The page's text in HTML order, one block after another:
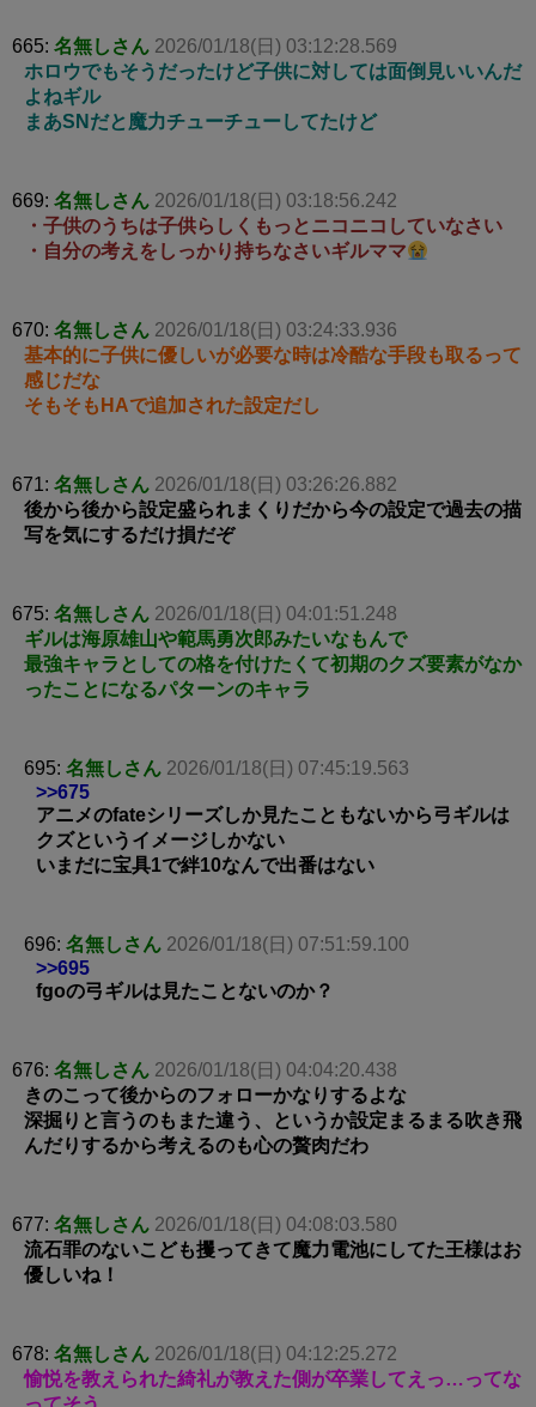
665: 名無しさん 2026/01/18(日) 03:12:28.569
ホロウでもそうだったけど子供に対しては面倒見いいんだ
よねギル
まあSNだと魔力チューチューしてたけど
669: 名無しさん 2026/01/18(日) 03:18:56.242
・子供のうちは子供らしくもっとニコニコしていなさい
・自分の考えをしっかり持ちなさいギルママ
670: 名無しさん 2026/01/18(日) 03:24:33.936
基本的に子供に優しいが必要な時は冷酷な手段も取るって
感じだな
そもそもHAで追加された設定だし
671: 名無しさん 2026/01/18(日) 03:26:26.882
後から後から設定盛られまくりだから今の設定で過去の描
写を気にするだけ損だぞ
675: 名無しさん 2026/01/18(日) 04:01:51.248
ギルは海原雄山や範馬勇次郎みたいなもんで
最強キャラとしての格を付けたくて初期のクズ要素がなか
ったことになるパターンのキャラ
695: 名無しさん 2026/01/18(日) 07:45:19.563
>>675
アニメのfateシリーズしか見たこともないから弓ギルは
クズというイメージしかない
いまだに宝具1で絆10なんで出番はない
696: 名無しさん 2026/01/18(日) 07:51:59.100
>>695
fgoの弓ギルは見たことないのか？
676: 名無しさん 2026/01/18(日) 04:04:20.438
きのこって後からのフォローかなりするよな
深掘りと言うのもまた違う、というか設定まるまる吹き飛
んだりするから考えるのも心の贅肉だわ
677: 名無しさん 2026/01/18(日) 04:08:03.580
流石罪のないこども攫ってきて魔力電池にしてた王様はお
優しいね！
678: 名無しさん 2026/01/18(日) 04:12:25.272
愉悦を教えられた綺礼が教えた側が卒業してえっ…ってな